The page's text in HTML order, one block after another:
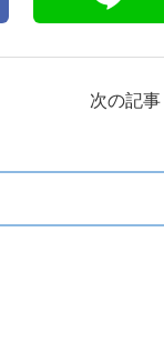
次の記事